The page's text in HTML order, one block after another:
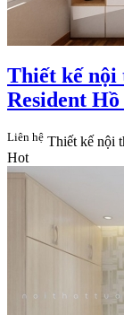
Thiết kế nội
Resident
Liên hệ Thiết kế nội
Hot